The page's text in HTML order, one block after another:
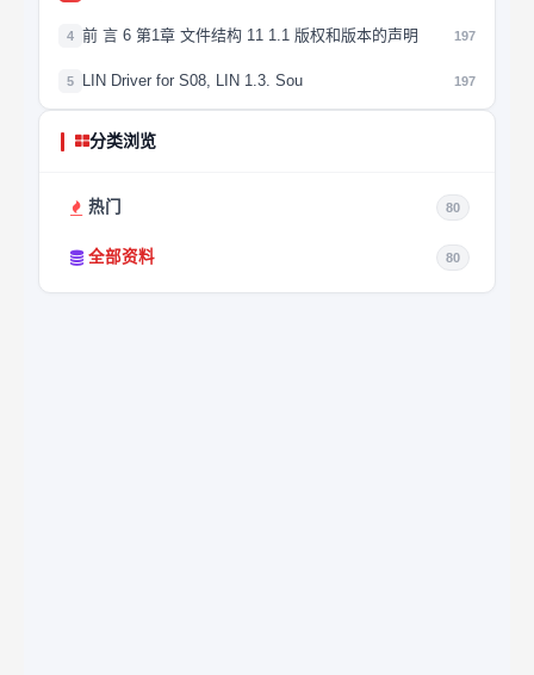
4 前 言 6 第1章 文件结构 11 1.1 版权和版本的声明 197
5 LIN Driver for S08, LIN 1.3. Sou 197
分类浏览
热门 80
全部资料 80